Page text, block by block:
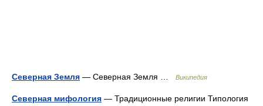
Северная Земля — Северная Земля … Википедия
Северная мифология — Традиционные религии Типология